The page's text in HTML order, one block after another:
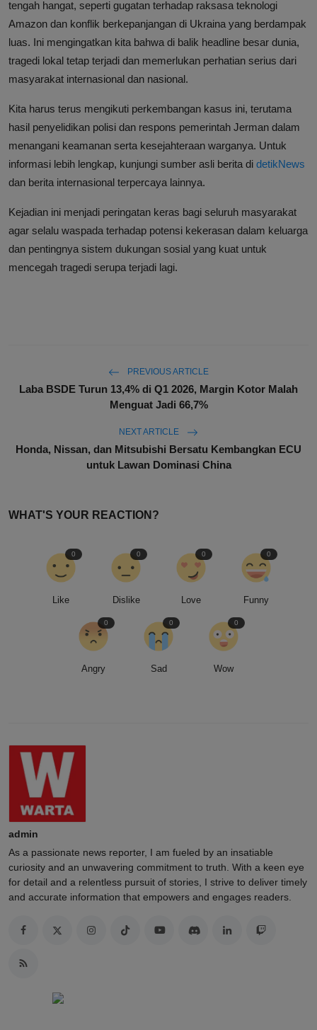
tengah hangat, seperti gugatan terhadap raksasa teknologi
Amazon dan konflik berkepanjangan di Ukraina yang berdampak
luas. Ini mengingatkan kita bahwa di balik headline besar dunia,
tragedi lokal tetap terjadi dan memerlukan perhatian serius dari
masyarakat internasional dan nasional.
Kita harus terus mengikuti perkembangan kasus ini, terutama
hasil penyelidikan polisi dan respons pemerintah Jerman dalam
menangani keamanan serta kesejahteraan warganya. Untuk
informasi lebih lengkap, kunjungi sumber asli berita di detikNews
dan berita internasional terpercaya lainnya.
Kejadian ini menjadi peringatan keras bagi seluruh masyarakat
agar selalu waspada terhadap potensi kekerasan dalam keluarga
dan pentingnya sistem dukungan sosial yang kuat untuk
mencegah tragedi serupa terjadi lagi.
PREVIOUS ARTICLE
Laba BSDE Turun 13,4% di Q1 2026, Margin Kotor Malah
Menguat Jadi 66,7%
NEXT ARTICLE
Honda, Nissan, dan Mitsubishi Bersatu Kembangkan ECU
untuk Lawan Dominasi China
WHAT'S YOUR REACTION?
Like
0
Dislike
0
Love
0
Funny
0
Angry
0
Sad
0
Wow
0
admin
As a passionate news reporter, I am fueled by an insatiable
curiosity and an unwavering commitment to truth. With a keen eye
for detail and a relentless pursuit of stories, I strive to deliver timely
and accurate information that empowers and engages readers.